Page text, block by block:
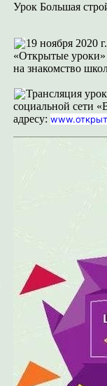
Урок Большая
19 ноября 2020
«Открытые уроки»
на знакомство
Трансляция
социальной сети
адресу: